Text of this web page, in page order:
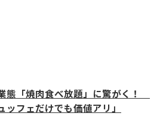
態「焼肉食べ放題」に驚がく！
フェだけでも価値アリ」